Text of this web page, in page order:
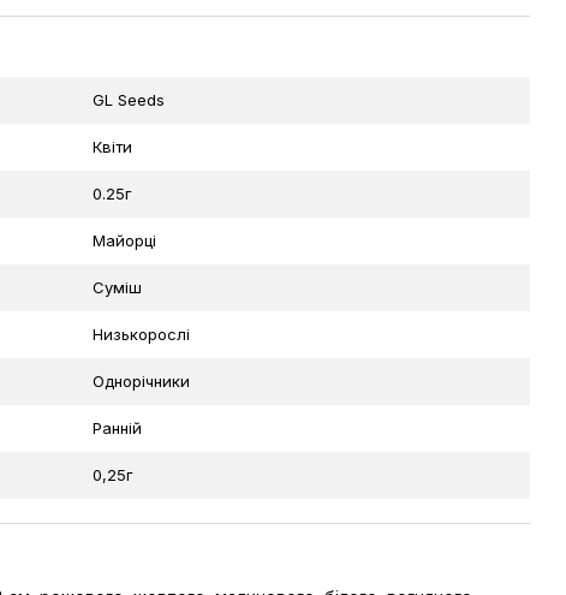
GL Seeds
Квіти
0.25г
Майорці
Суміш
Низькорослі
Однорічники
Ранній
0,25г